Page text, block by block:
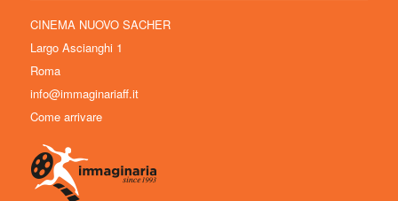
CINEMA NUOVO SACHER
Largo Ascianghi 1
Roma
info@immaginariaff.it
Come arrivare